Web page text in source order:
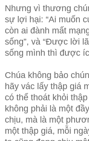
Nhưng vì thương
sự lợi hại: “Ai muốn
còn ai đành mất
sống”, và “Được lời
sống mình thì được
Chúa không bảo
hãy vác lấy thập giá
có thể thoát khỏi
không phải là một
chịu, mà là một
một thập giá, mỗi